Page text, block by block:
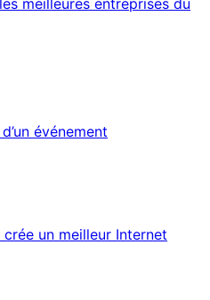
événement
crée un meilleur Internet